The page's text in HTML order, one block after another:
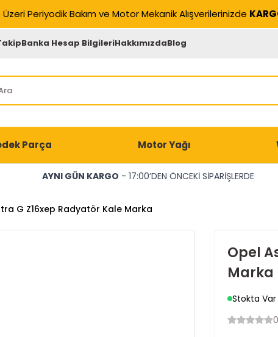
Üzeri Periyodik Bakım ve Motor Mekanik Alışverilerinizde
Banka Hesap BilgileriHakkımızdaBlog
Parça Motor Yağı
AYNI GÜN KARGO - 17:00’DEN ÖNCEKİ SİPARİŞLERDE
G Z16xep Radyatör Kale Marka
Opel
Marka
Stokta Var